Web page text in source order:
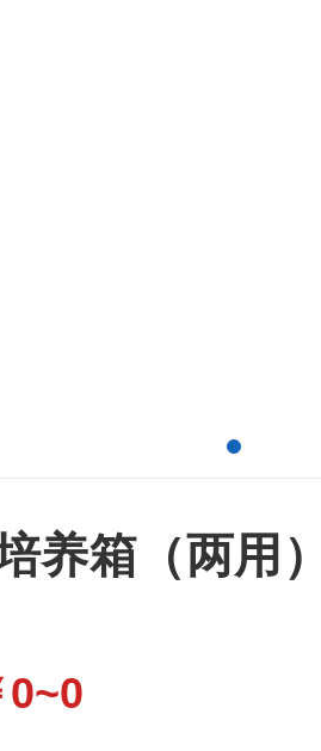
养箱（两用
0~0